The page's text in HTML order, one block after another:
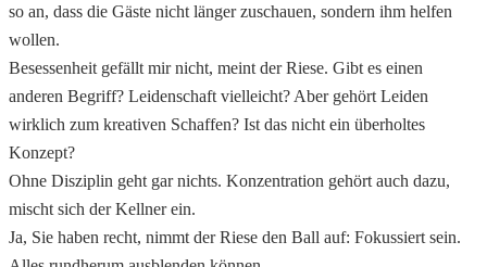
so an, dass die Gäste nicht länger zuschauen, sondern ihm helfen
wollen.
Besessenheit gefällt mir nicht, meint der Riese. Gibt es einen
anderen Begriff? Leidenschaft vielleicht? Aber gehört Leiden
wirklich zum kreativen Schaffen? Ist das nicht ein überholtes
Konzept?
Ohne Disziplin geht gar nichts. Konzentration gehört auch dazu,
mischt sich der Kellner ein.
Ja, Sie haben recht, nimmt der Riese den Ball auf: Fokussiert sein.